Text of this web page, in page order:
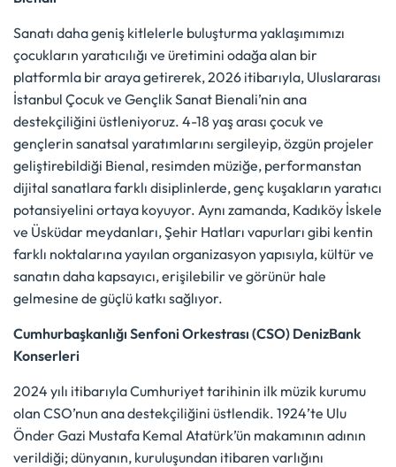
Sanatı daha geniş kitlelerle buluşturma yaklaşımımızı
çocukların yaratıcılığı ve üretimini odağa alan bir
platformla bir araya getirerek, 2026 itibarıyla, Uluslararası
İstanbul Çocuk ve Gençlik Sanat Bienali’nin ana
destekçiliğini üstleniyoruz. 4-18 yaş arası çocuk ve
gençlerin sanatsal yaratımlarını sergileyip, özgün projeler
geliştirebildiği Bienal, resimden müziğe, performanstan
dijital sanatlara farklı disiplinlerde, genç kuşakların yaratıcı
potansiyelini ortaya koyuyor. Aynı zamanda, Kadıköy İskele
ve Üsküdar meydanları, Şehir Hatları vapurları gibi kentin
farklı noktalarına yayılan organizasyon yapısıyla, kültür ve
sanatın daha kapsayıcı, erişilebilir ve görünür hale
gelmesine de güçlü katkı sağlıyor.
Cumhurbaşkanlığı Senfoni Orkestrası (CSO) DenizBank
Konserleri
2024 yılı itibarıyla Cumhuriyet tarihinin ilk müzik kurumu
olan CSO’nun ana destekçiliğini üstlendik. 1924’te Ulu
Önder Gazi Mustafa Kemal Atatürk’ün makamının adının
verildiği; dünyanın, kuruluşundan itibaren varlığını